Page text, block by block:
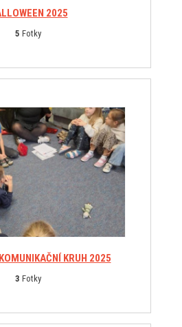
2025
5 Fotky
KRUH 2025
3 Fotky